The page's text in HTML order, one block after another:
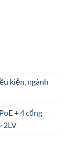
kiện, ngành
+ 4 cổng
2LV